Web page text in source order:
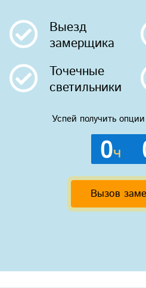
Выезд
замерщика
Точечные
светильники
Успей получить
0ч
Вызов